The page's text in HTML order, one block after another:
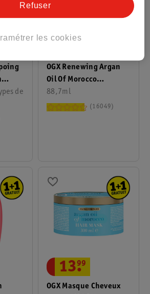
de
OGX Renewing Argan
Oil Of Morocco
Shampoo
88,7ml
16049
OGX Masque Cheveux
13.
99
les cookies
Refuser